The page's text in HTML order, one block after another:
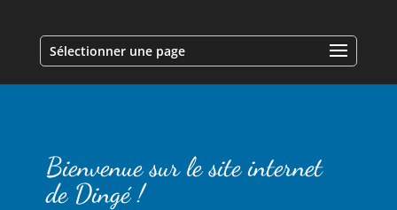
Sélectionner une page
Bienvenue sur le site internet
de Dingé !